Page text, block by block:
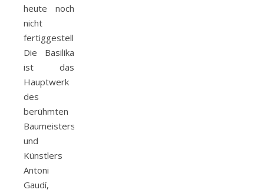
heute noch
nicht
fertiggestellt.
Die Basilika
ist das
Hauptwerk
des
berühmten
Baumeisters
und
Künstlers
Antoni
Gaudí,